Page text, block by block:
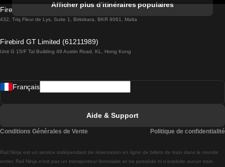
Trains de Lisbonne à Lagos
Trains de Lisbonne à Madrid
Trains de Lisbonne à Braga
Afficher plus d'itinéraires populaires
Firebird GT Limited (OC 1451)
432, Triq Fleur de Lys, Suite 1, Birkirkara, BKR 9061, Malta
Firebird GT Limited (61211989)
Unit G 15/F Tal Building 49 Austin Road, KL, Hong Kong
Rail.Ninja est un service indépendant de réservation en ligne de billets de train dans le monde
entier. Rail Ninja n'est pas un transporteur ferroviaire et ne possède ni n'exploite aucun train.
Français
Aide & Support
Conditions Générales de Vente Politique de confidentialité